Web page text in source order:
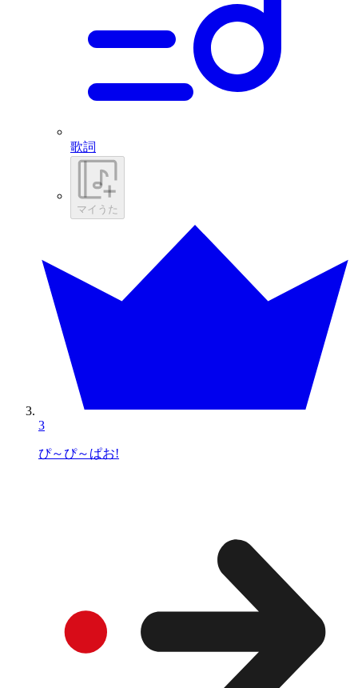
歌詞
マイうた
3
ぴ～ぴ～ぱお!